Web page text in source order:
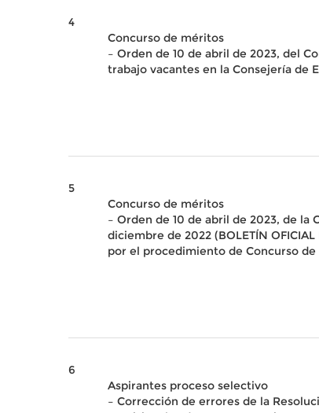
4
Concurso de méritos
– Orden de 10 de abril de 2023, del
trabajo vacantes en la Consejería de
5
Concurso de méritos
– Orden de 10 de abril de 2023, de
diciembre de 2022 (BOLETÍN
por el procedimiento de Concurso
6
Aspirantes proceso selectivo
– Corrección de errores de la